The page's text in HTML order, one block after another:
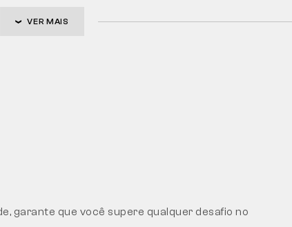
VER MAIS
garante que você supere qualquer desafio no